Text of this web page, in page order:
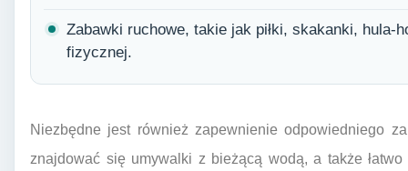
Zabawki ruchowe, takie jak piłki, skakanki, hula-
fizycznej.
Niezbędne jest również zapewnienie odpowiedniego
znajdować się umywalki z bieżącą wodą, a także